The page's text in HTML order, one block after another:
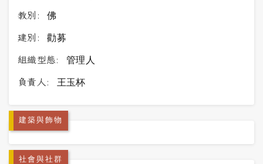
教別: 佛
建別: 勸募
組織型態: 管理人
負責人: 王玉杯
建築與飾物
社會與社群